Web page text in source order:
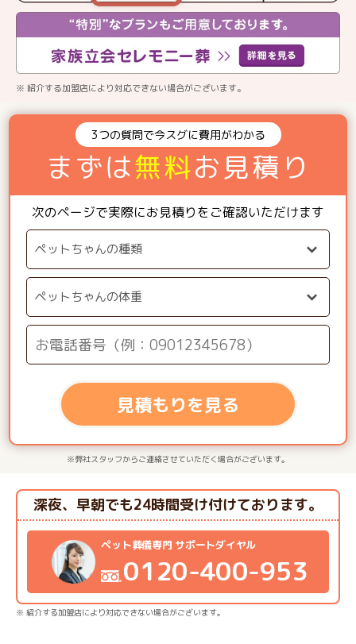
※ 紹介する加盟店により対応できない場合がございます。
3つの質問で今スグに費用がわかる
まずは無料お見積り
次のページで実際にお見積りをご確認いただけます
見積もりを見る
※弊社スタッフからご連絡させていただく場合がございます。
ペット葬儀専門 サポートダイヤル
0120-400-953
深夜、早朝でも24時間受け付けております。
※ 紹介する加盟店により対応できない場合がございます。